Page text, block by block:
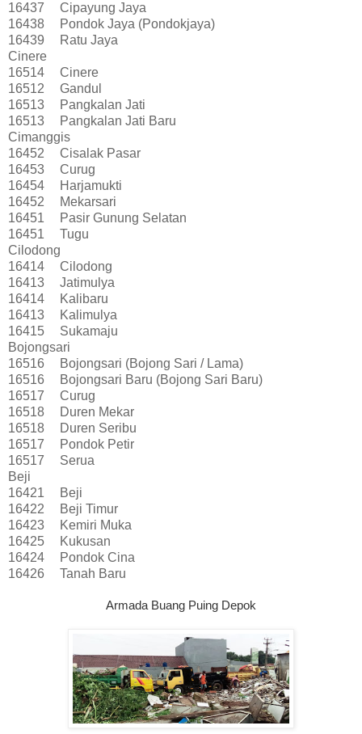
16437
Cipayung Jaya
16438
Pondok Jaya (Pondokjaya)
16439
Ratu Jaya
Cinere
16514
Cinere
16512
Gandul
16513
Pangkalan Jati
16513
Pangkalan Jati Baru
Cimanggis
16452
Cisalak Pasar
16453
Curug
16454
Harjamukti
16452
Mekarsari
16451
Pasir Gunung Selatan
16451
Tugu
Cilodong
16414
Cilodong
16413
Jatimulya
16414
Kalibaru
16413
Kalimulya
16415
Sukamaju
Bojongsari
16516
Bojongsari (Bojong Sari / Lama)
16516
Bojongsari Baru (Bojong Sari Baru)
16517
Curug
16518
Duren Mekar
16518
Duren Seribu
16517
Pondok Petir
16517
Serua
Beji
16421
Beji
16422
Beji Timur
16423
Kemiri Muka
16425
Kukusan
16424
Pondok Cina
16426
Tanah Baru
Armada Buang Puing Depok